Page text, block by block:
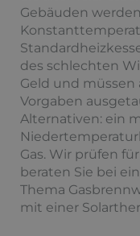
Gebäuden
des schlechten
Geld und
Vorgaben
Alternativen: ein
Gas. Wir prüfen
beraten Sie bei
Thema
mit einer